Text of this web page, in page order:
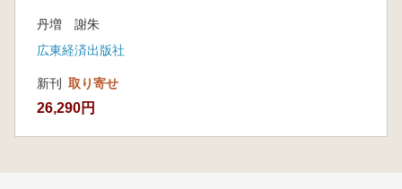
丹増 謝朱
広東経済出版社
新刊 取り寄せ
26,290円